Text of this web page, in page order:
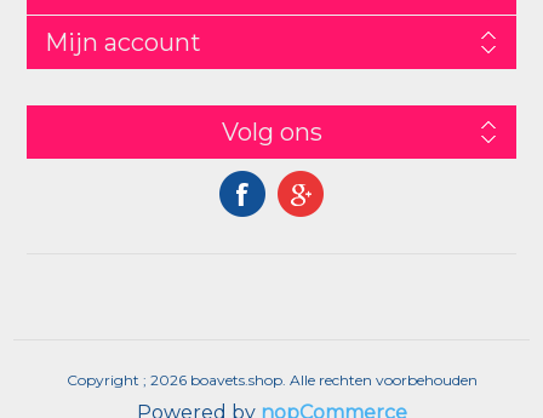
Mijn account
Volg ons
Copyright ; 2026 boavets.shop. Alle rechten voorbehouden
Powered by nopCommerce